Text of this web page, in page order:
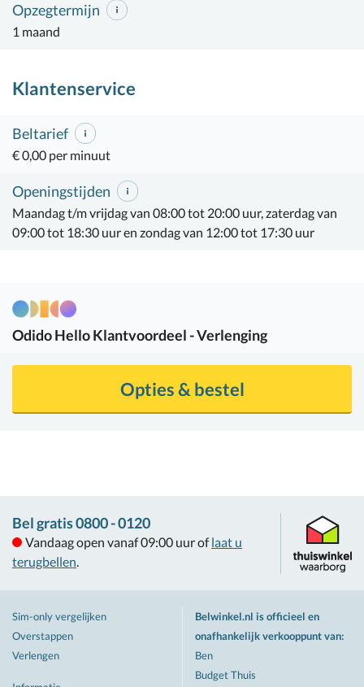
Opzegtermijn
1 maand
Klantenservice
Beltarief
€ 0,00 per minuut
Openingstijden
Maandag t/m vrijdag van 08:00 tot 20:00 uur, zaterdag van
09:00 tot 18:30 uur en zondag van 12:00 tot 17:30 uur
OdidoHello Klantvoordeel - Verlenging
Opties & bestel
Bel gratis 0800 - 0120
Vandaag open vanaf 09:00 uur of laat u
terugbellen.
Sim-only vergelijken
Overstappen
Verlengen
Belwinkel.nl is officieel en
onafhankelijk verkooppunt van:
Ben
Budget Thuis